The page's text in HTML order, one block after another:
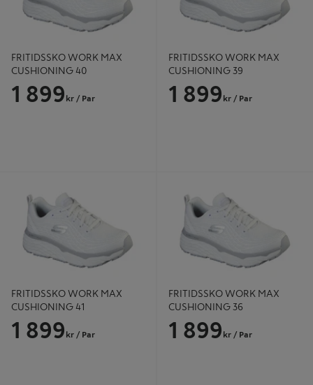
FRITIDSSKO WORK MAX
CUSHIONING 40
1 899 kr / Par
FRITIDSSKO WORK MAX
CUSHIONING 39
1 899 kr / Par
FRITIDSSKO WORK MAX
CUSHIONING 41
1 899 kr / Par
FRITIDSSKO WORK MAX
CUSHIONING 36
1 899 kr / Par